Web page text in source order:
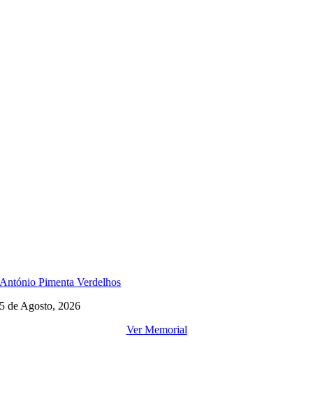
António Pimenta Verdelhos
5 de Agosto, 2026
Ver Memorial